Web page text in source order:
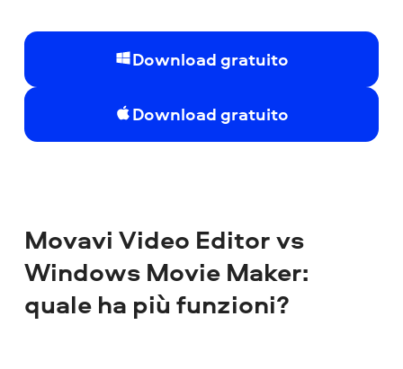
Download gratuito
Download gratuito
Movavi Video Editor vs
Windows Movie Maker:
quale ha più funzioni?